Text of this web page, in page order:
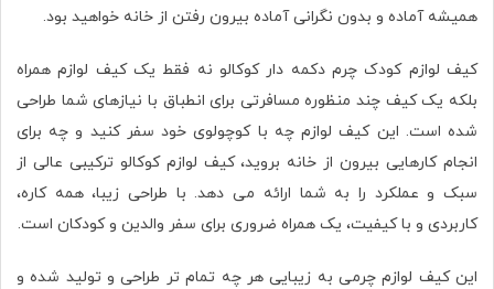
همیشه آماده و بدون نگرانی آماده بیرون رفتن از خانه خواهید بود.
کیف لوازم کودک چرم دکمه دارکوکالو نه فقط یک کیف لوازم همراه
بلکه یک کیف چند منظوره مسافرتی برای انطباق با نیازهای شما طراحی
شده است. این کیف لوازم چه با کوچولوی خود سفر کنید و چه برای
انجام کارهایی بیرون از خانه بروید، کیف لوازم کوکالو ترکیبی عالی از
سبک و عملکرد را به شما ارائه می دهد. با طراحی زیبا، همه کاره،
کاربردی و با کیفیت، یک همراه ضروری برای سفر والدین و کودکان است.
این کیف لوازم چرمی به زیبایی هر چه تمام تر طراحی و تولید شده و